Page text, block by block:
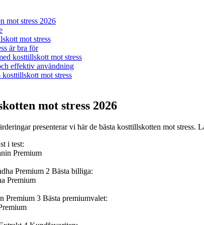
mot stress 2026
mot stress
är bra för
kosttillskott mot stress
effektiv användning
mot stress
mot stress 2026
presenterar vi här de bästa kosttillskotten mot
i test:
Premium
2 Bästa billiga:
Premium
3 Bästa premiumvalet: